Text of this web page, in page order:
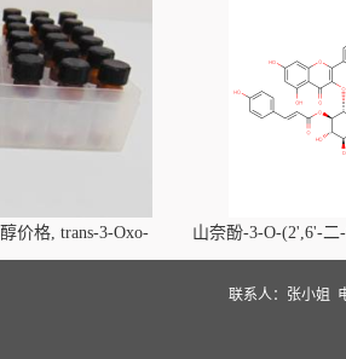
价格, trans-3-Oxo-
号:896107-70-3
山奈酚-3-O-(2',6'-
beta-D-吡喃葡萄糖
(2',6'-di-O-trans-
glucopyranoside对
联系人：张小姐